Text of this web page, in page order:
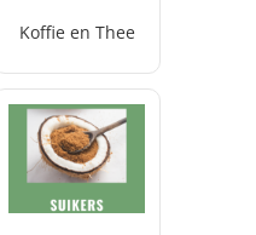
Koffie en Thee